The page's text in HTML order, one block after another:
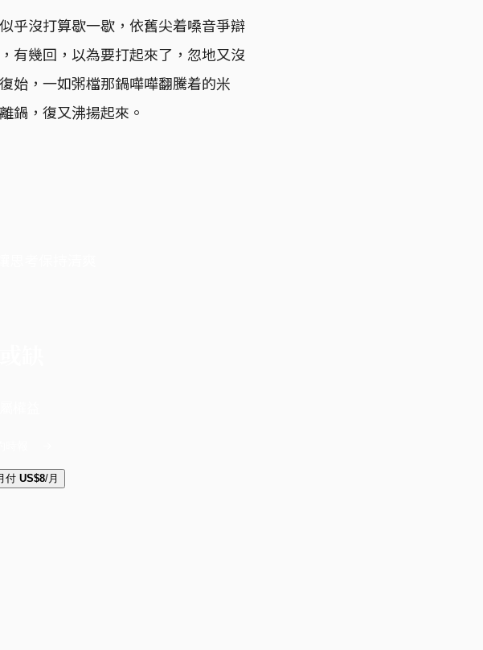
乎沒打算歇一歇，依舊尖着嗓音爭辯
有幾回，以為要打起來了，忽地又沒
始，一如粥檔那鍋嘩嘩翻騰着的米
鍋，復又沸揚起來。
付 US$8/月